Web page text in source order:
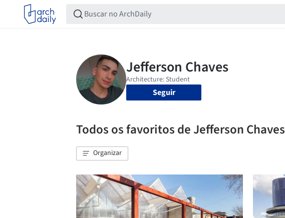
Seguir
Todos os favoritos de Jefferson Chaves
Organizar